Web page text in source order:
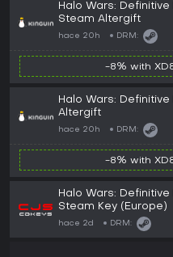
Halo Wars: Definitive
Steam Altergift
hace 20h DRM:
-8% with
Halo Wars:
Altergift
hace 20h DRM:
-8% with
Halo Wars: Definitive
Steam Key (Europe)
hace 2d DRM: